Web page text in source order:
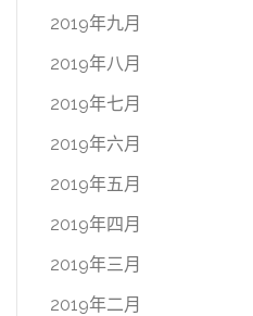
2019年九月
2019年八月
2019年七月
2019年六月
2019年五月
2019年四月
2019年三月
2019年二月